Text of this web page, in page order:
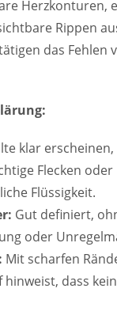
Herzkonturen,
Rippen
das Fehlen
klar
Flecken oder
Flüssigkeit.
Gut definiert,
oder
Mit scharfen
hinweist, dass